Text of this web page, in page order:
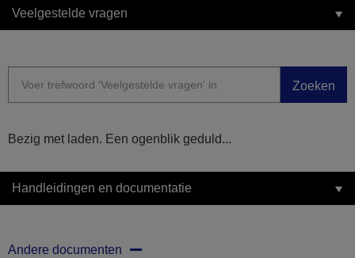
Veelgestelde vragen
Zoeken
Bezig met laden. Een ogenblik geduld...
Handleidingen en documentatie
Andere documenten